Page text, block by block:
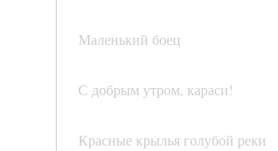
Маленький боец
С добрым утром, караси!
Красные крылья голубой реки